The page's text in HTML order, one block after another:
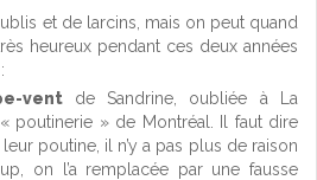
et de larcins, mais on peut quand
heureux pendant ces deux années
vent de Sandrine, oubliée à La
poutinerie » de Montréal. Il faut dire
poutine, il n’y a pas plus de raison
on l’a remplacée par une fausse